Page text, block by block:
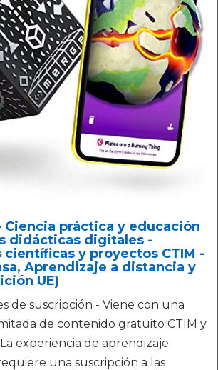
Ciencia práctica y educación
didácticas digitales -
científicas y proyectos CTIM -
Aprendizaje a distancia y
UE)
de suscripción - Viene con una
de contenido gratuito CTIM y
experiencia de aprendizaje
una suscripción a las